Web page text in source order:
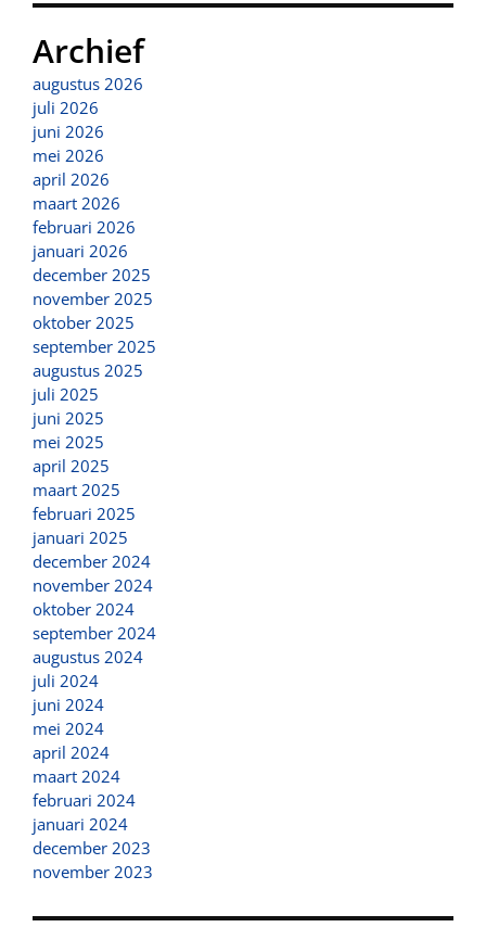
Archief
augustus 2026
juli 2026
juni 2026
mei 2026
april 2026
maart 2026
februari 2026
januari 2026
december 2025
november 2025
oktober 2025
september 2025
augustus 2025
juli 2025
juni 2025
mei 2025
april 2025
maart 2025
februari 2025
januari 2025
december 2024
november 2024
oktober 2024
september 2024
augustus 2024
juli 2024
juni 2024
mei 2024
april 2024
maart 2024
februari 2024
januari 2024
december 2023
november 2023